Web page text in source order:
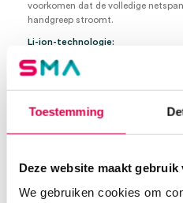
Toestemming
Deze website maakt gebruik
We gebruiken cookies om
voorkomen dat de volledige
handgreep stroomt.
Li-ion-technologie:
geen “geheugeneffect”. Laad uw
u zich zorgen hoeft te maken over
Hoge capaciteit:
meer dan het dubbele van de
NiMH-oplaadbare batterijen.